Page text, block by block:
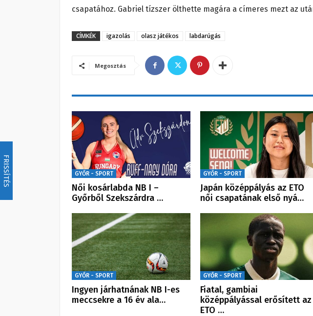
FRISSÍTÉS
csapatához. Gabriel tízszer ölthette magára a címeres mezt az
CÍMKÉK igazolás olasz játékos labdarúgás
Megosztás
GYŐR - SPORT
Női kosárlabda NB I –
Győrből Szekszárdra …
GYŐR - SPORT
Japán középpályás az ETO
női csapatának első nyá…
GYŐR - SPORT
Ingyen járhatnának NB I-es
meccsekre a 16 év ala…
GYŐR - SPORT
Fiatal, gambiai
középpályással erősített az
ETO …